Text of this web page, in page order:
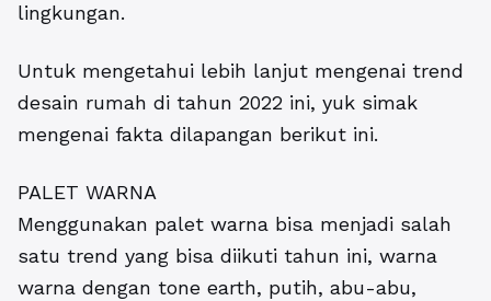
lingkungan.
Untuk mengetahui lebih lanjut mengenai trend
desain rumah di tahun 2022 ini, yuk simak
mengenai fakta dilapangan berikut ini.
PALET WARNA
Menggunakan palet warna bisa menjadi salah
satu trend yang bisa diikuti tahun ini, warna
warna dengan tone earth, putih, abu-abu,